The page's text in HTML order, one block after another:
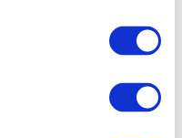
le buche